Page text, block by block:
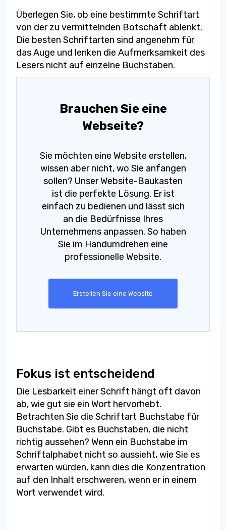
Überlegen Sie, ob eine bestimmte Schriftart
von der zu vermittelnden Botschaft ablenkt.
Die besten Schriftarten sind angenehm für
das Auge und lenken die Aufmerksamkeit des
Lesers nicht auf einzelne Buchstaben.
Brauchen Sie eine
Webseite?
Sie möchten eine Website erstellen,
wissen aber nicht, wo Sie anfangen
sollen? Unser Website-Baukasten
ist die perfekte Lösung. Er ist
einfach zu bedienen und lässt sich
an die Bedürfnisse Ihres
Unternehmens anpassen. So haben
Sie im Handumdrehen eine
professionelle Website.
Erstellen Sie eine Website
Fokus ist entscheidend
Die Lesbarkeit einer Schrift hängt oft davon
ab, wie gut sie ein Wort hervorhebt.
Betrachten Sie die Schriftart Buchstabe für
Buchstabe. Gibt es Buchstaben, die nicht
richtig aussehen? Wenn ein Buchstabe im
Schriftalphabet nicht so aussieht, wie Sie es
erwarten würden, kann dies die Konzentration
auf den Inhalt erschweren, wenn er in einem
Wort verwendet wird.